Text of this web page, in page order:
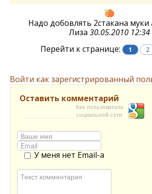
Надо добовлять 2стакана муки
Лиза 30.05.2010 12:34
Перейти к странице:
1 2
Войти как зарегистрированный
Оставить комментарий
Как пользователь
социальной сети
У меня нет Email-а